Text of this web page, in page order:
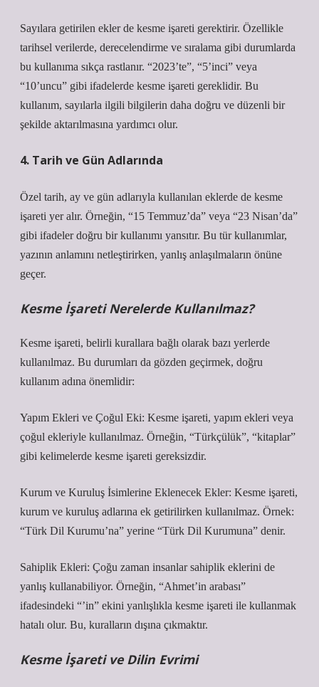
Sayılara getirilen ekler de kesme işareti gerektirir. Özellikle
tarihsel verilerde, derecelendirme ve sıralama gibi durumlarda
bu kullanıma sıkça rastlanır. “2023’te”, “5’inci” veya
“10’uncu” gibi ifadelerde kesme işareti gereklidir. Bu
kullanım, sayılarla ilgili bilgilerin daha doğru ve düzenli bir
şekilde aktarılmasına yardımcı olur.
4. Tarih ve Gün Adlarında
Özel tarih, ay ve gün adlarıyla kullanılan eklerde de kesme
işareti yer alır. Örneğin, “15 Temmuz’da” veya “23 Nisan’da”
gibi ifadeler doğru bir kullanımı yansıtır. Bu tür kullanımlar,
yazının anlamını netleştirirken, yanlış anlaşılmaların önüne
geçer.
Kesme İşareti Nerelerde Kullanılmaz?
Kesme işareti, belirli kurallara bağlı olarak bazı yerlerde
kullanılmaz. Bu durumları da gözden geçirmek, doğru
kullanım adına önemlidir:
Yapım Ekleri ve Çoğul Eki: Kesme işareti, yapım ekleri veya
çoğul ekleriyle kullanılmaz. Örneğin, “Türkçülük”, “kitaplar”
gibi kelimelerde kesme işareti gereksizdir.
Kurum ve Kuruluş İsimlerine Eklenecek Ekler: Kesme işareti,
kurum ve kuruluş adlarına ek getirilirken kullanılmaz. Örnek:
“Türk Dil Kurumu’na” yerine “Türk Dil Kurumuna” denir.
Sahiplik Ekleri: Çoğu zaman insanlar sahiplik eklerini de
yanlış kullanabiliyor. Örneğin, “Ahmet’in arabası”
ifadesindeki “’in” ekini yanlışlıkla kesme işareti ile kullanmak
hatalı olur. Bu, kuralların dışına çıkmaktır.
Kesme İşareti ve Dilin Evrimi